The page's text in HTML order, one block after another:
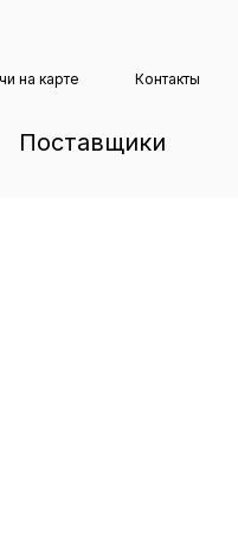
на карте Контакты
Поставщики